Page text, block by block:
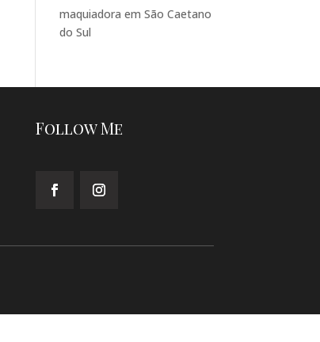
maquiadora em São Caetano
do Sul
Follow Me